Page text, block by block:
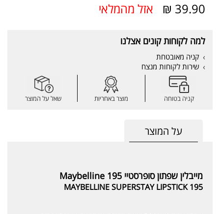
39.90 ₪ אזל מהמלאי
למה לקוחות קונים אצלנו
קניה מאובטחת
שירות לקוחות מנצח
קניה בטוחה מוצר באחריות שאל על המוצר
על המוצר
מייבלין שפתון סופרסטיי 195 Maybelline
MAYBELLINE SUPERSTAY LIPSTICK 195